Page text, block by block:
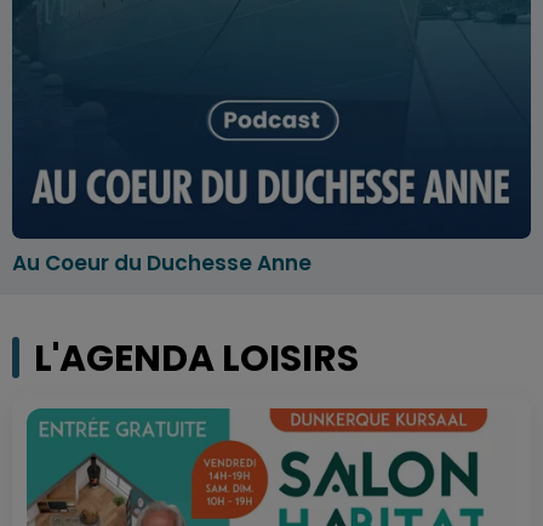
Au Coeur du Duchesse Anne
L'AGENDA LOISIRS